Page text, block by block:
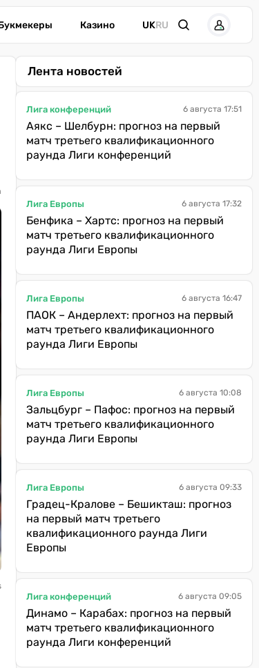
Казино UKRU
Лента новостей
Лига конференций 6 августа 17:51
Аякс – Шелбурн: прогноз на первый
матч третьего квалификационного
раунда Лиги конференций
Лига Европы 6 августа 17:32
Бенфика – Хартс: прогноз на первый
матч третьего квалификационного
раунда Лиги Европы
Лига Европы 6 августа 16:47
ПАОК – Андерлехт: прогноз на первый
матч третьего квалификационного
раунда Лиги Европы
Лига Европы 6 августа 10:08
Зальцбург – Пафос: прогноз на первый
матч третьего квалификационного
раунда Лиги Европы
Лига Европы 6 августа 09:33
Градец-Кралове – Бешикташ: прогноз
на первый матч третьего
квалификационного раунда Лиги
Европы
Лига конференций 6 августа 09:05
Динамо – Карабах: прогноз на первый
матч третьего квалификационного
раунда Лиги конференций